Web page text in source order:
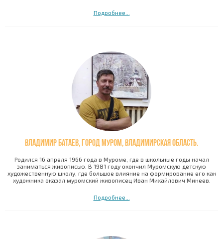
Подробнее...
Владимир Батаев, город Муром, Владимирская область.
Родился 16 апреля 1966 года в Муроме, где в школьные годы начал
заниматься живописью. В 1981 году окончил Муромскую детскую
художественную школу, где большое влияние на формирование его как
художника оказал муромский живописец Иван Михайлович Минеев.
Подробнее...